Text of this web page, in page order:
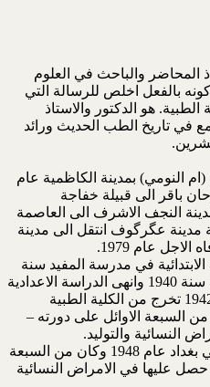
المحاضر والباحث في العلوم
بالفعل اخلص للرسالة التي
هو الدكتور والاستاذ
في تاريخ الطب الحديث ورائد
النومي) بمدينة الكاظمية عام
باقر الى قبيلة خفاجة
النجف الاشرف الى العاصمة
مدينة عگرگوف انتقل الى مدينة
عام 1979.
في مدرسة المفيد سنة
1937 باقر من متوسطة الكاظمية سنة 1940 وانهى الدراسة الاعدادية
في الثانوية المركزية للبنين سنة 1942 تخرج من الكلية الطبية
بغداد عام 1948 وكان من السبعة الاوائل على دورته –
النسائية والتوليد.
تخرج من الكلية الطبية الملكية في بغداد عام 1948 وكان من السبعة
حصل عليها في الامراض النسائية